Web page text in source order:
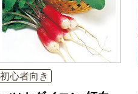
初心者向き